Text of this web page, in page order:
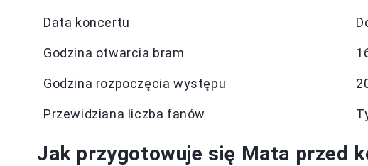
Data koncertu
Godzina otwarcia bram
Godzina rozpoczęcia występu
Przewidziana liczba fanów
Jak przygotowuje się Mata przed